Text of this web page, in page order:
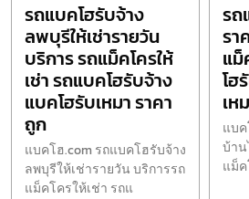
รถแบคโฮรับจ้าง
ลพบุรีให้เช่ารายวัน
บริการ รถแม็คโครให้
เช่า รถแบคโฮรับจ้าง
แบคโฮรับเหมา ราคา
ถูก
แบคโฮ.com รถแบคโฮรับจ้าง
ลพบุรีให้เช่ารายวัน บริการรถ
แม็คโครให้เช่า รถแ
รถ
รา
แม็
โฮ
เห
แบ
บ้าน
แม็